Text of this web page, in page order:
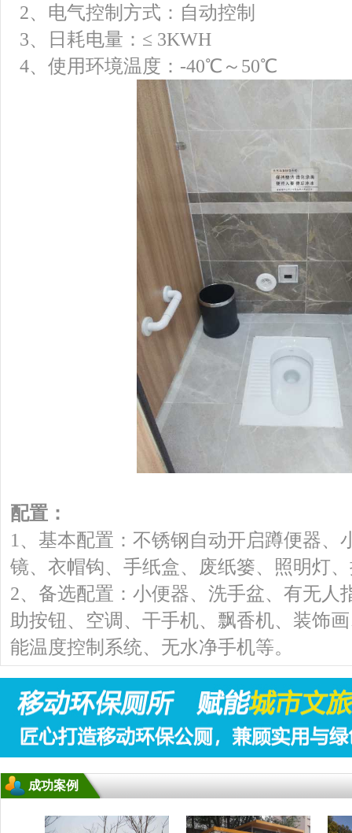
2、电气控制方式：自动控制
3、日耗电量：≤ 3KWH
4、使用环境温度：-40℃～50℃
配置：
1、基本配置：不锈钢自动开启蹲便器、
镜、衣帽钩、手纸盒、废纸篓、照明灯
2、备选配置：小便器、洗手盆、有无人
助按钮、空调、干手机、飘香机、装饰
能温度控制系统、无水净手机等。
成功案例